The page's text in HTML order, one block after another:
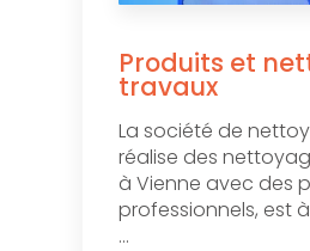
Produits et
travaux
La société de
réalise des
à Vienne avec des
professionnels, est
...